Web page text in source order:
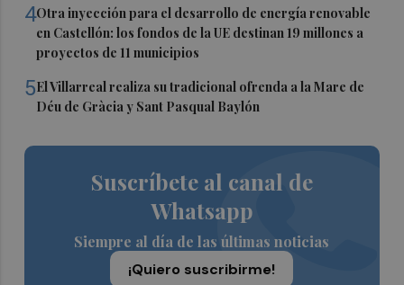
4Otra inyección para el desarrollo de energía renovable
en Castellón: los fondos de la UE destinan 19 millones a
proyectos de 11 municipios
5El Villarreal realiza su tradicional ofrenda a la Mare de
Déu de Gràcia y Sant Pasqual Baylón
Suscríbete al canal de
Whatsapp
Siempre al día de las últimas noticias
¡Quiero suscribirme!